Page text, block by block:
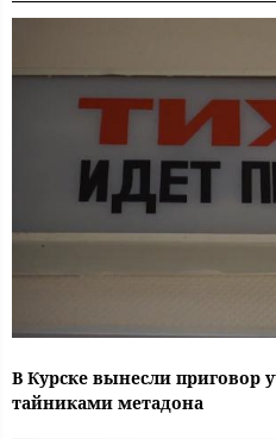
В Курске вынесли приговор
тайниками метадона